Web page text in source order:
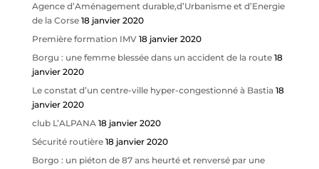
Agence d’Aménagement durable,d’Urbanisme et d’Energie
de la Corse 18 janvier 2020
Première formation IMV 18 janvier 2020
Borgu : une femme blessée dans un accident de la route 18
janvier 2020
Le constat d’un centre-ville hyper-congestionné à Bastia 18
janvier 2020
club L’ALPANA 18 janvier 2020
Sécurité routière 18 janvier 2020
Borgo : un piéton de 87 ans heurté et renversé par une